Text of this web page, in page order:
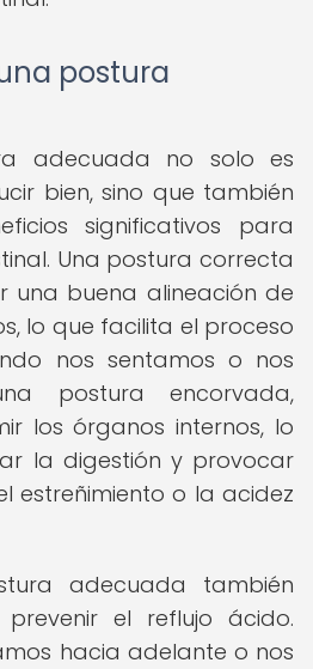
postura
adecuada no solo es
bien, sino que también
significativos para
Una postura correcta
una buena alineación de
lo que facilita el proceso
nos sentamos o nos
postura encorvada,
los órganos internos, lo
la digestión y provocar
estreñimiento o la acidez
adecuada también
el reflujo ácido.
hacia adelante o nos